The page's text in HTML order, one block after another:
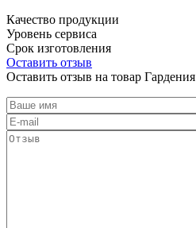
Качество продукции
Уровень сервиса
Срок изготовления
Оставить отзыв
Оставить отзыв на товар Гардения